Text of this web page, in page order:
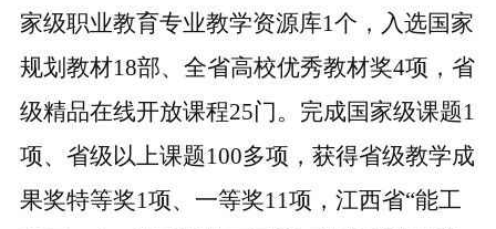
家级职业教育专业教学资源库1个，入选国家
规划教材18部、全省高校优秀教材奖4项，省
级精品在线开放课程25门。完成国家级课题1
项、省级以上课题100多项，获得省级教学成
果奖特等奖1项、一等奖11项，江西省“能工